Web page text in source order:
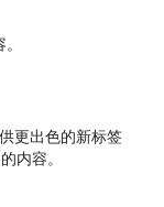
更出色的新标签
内容。